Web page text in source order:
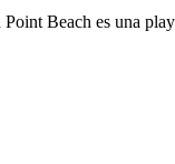
Beach es una